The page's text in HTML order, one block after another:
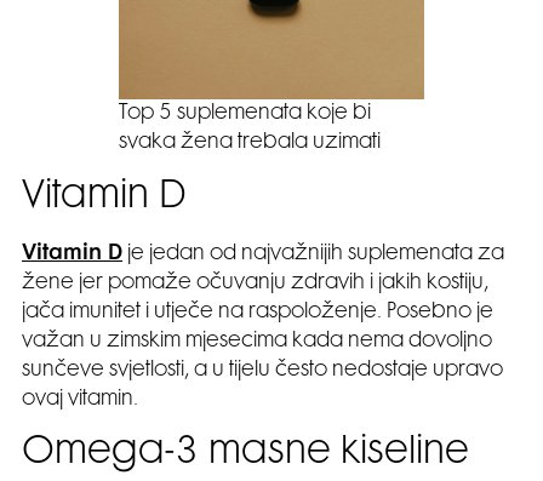
Top 5 suplemenata koje bi
svaka žena trebala uzimati
Vitamin D
Vitamin D je jedan od najvažnijih suplemenata za
žene jer pomaže očuvanju zdravih i jakih kostiju,
jača imunitet i utječe na raspoloženje. Posebno je
važan u zimskim mjesecima kada nema dovoljno
sunčeve svjetlosti, a u tijelu često nedostaje upravo
ovaj vitamin.
Omega-3 masne kiseline